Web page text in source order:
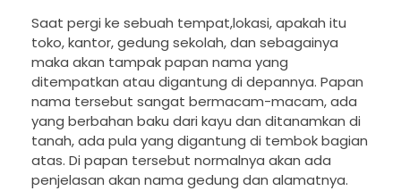
Saat pergi ke sebuah tempat,lokasi, apakah itu
toko, kantor, gedung sekolah, dan sebagainya
maka akan tampak papan nama yang
ditempatkan atau digantung di depannya. Papan
nama tersebut sangat bermacam-macam, ada
yang berbahan baku dari kayu dan ditanamkan di
tanah, ada pula yang digantung di tembok bagian
atas. Di papan tersebut normalnya akan ada
penjelasan akan nama gedung dan alamatnya.